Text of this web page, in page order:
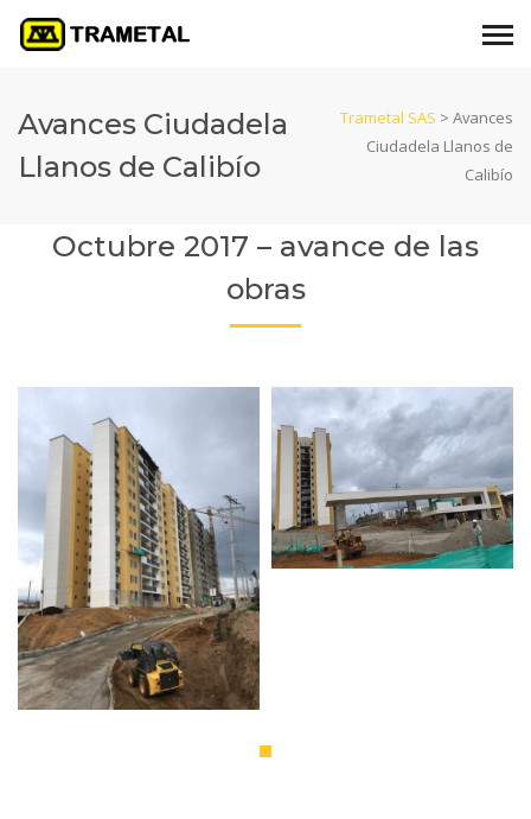
Avances Ciudadela
Llanos de Calibío
Trametal SAS > Avances
Ciudadela Llanos de
Calibío
Octubre 2017 – avance de las
obras